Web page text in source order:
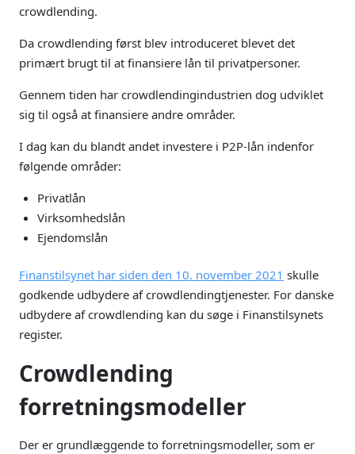
crowdlending.
Da crowdlending først blev introduceret blevet det
primært brugt til at finansiere lån til privatpersoner.
Gennem tiden har crowdlendingindustrien dog udviklet
sig til også at finansiere andre områder.
I dag kan du blandt andet investere i P2P-lån indenfor
følgende områder:
Privatlån
Virksomhedslån
Ejendomslån
Finanstilsynet har siden den 10. november 2021 skulle
godkende udbydere af crowdlendingtjenester. For danske
udbydere af crowdlending kan du søge i Finanstilsynets
register.
Crowdlending
forretningsmodeller
Der er grundlæggende to forretningsmodeller, som er